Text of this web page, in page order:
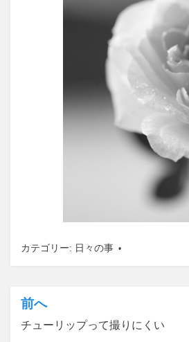
カテゴリー: 日々の事
投
稿
前へ
チューリップって撮りにくい